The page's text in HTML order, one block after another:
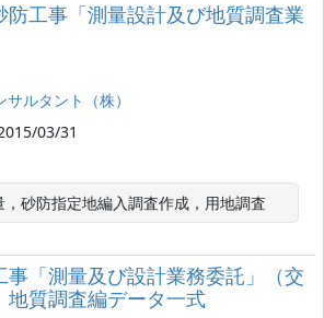
防工事「測量設計及び地質調査業
ルタント（株）
03/31
砂防指定地編入調査作成，用地調査
事「測量及び設計業務委託」（交
地質調査編データ一式